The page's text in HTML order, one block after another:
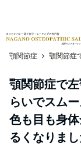
顎関節症
顎関節症で
らいでスム
色も目も身
るくなりまし